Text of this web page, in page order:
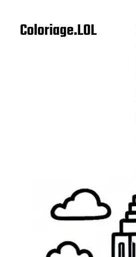
Coloriage.LOL